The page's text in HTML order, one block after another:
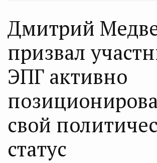
Дмитрий
призвал
ЭПГ активно
свой
статус